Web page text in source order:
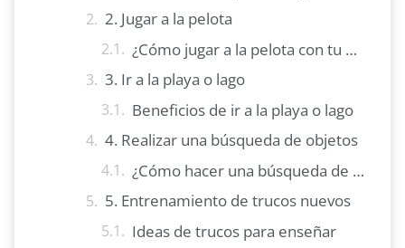
2. Jugar a la pelota
¿Cómo jugar a la pelota con tu perro?
3. Ir a la playa o lago
Beneficios de ir a la playa o lago
4. Realizar una búsqueda de objetos
¿Cómo hacer una búsqueda de objetos?
5. Entrenamiento de trucos nuevos
Ideas de trucos para enseñar